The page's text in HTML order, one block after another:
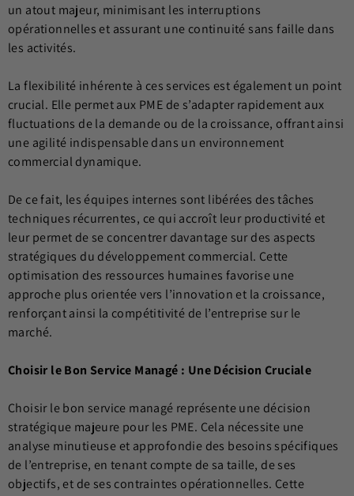
un atout majeur, minimisant les interruptions
opérationnelles et assurant une continuité sans faille dans
les activités.
La flexibilité inhérente à ces services est également un point
crucial. Elle permet aux PME de s’adapter rapidement aux
fluctuations de la demande ou de la croissance, offrant ainsi
une agilité indispensable dans un environnement
commercial dynamique.
De ce fait, les équipes internes sont libérées des tâches
techniques récurrentes, ce qui accroît leur productivité et
leur permet de se concentrer davantage sur des aspects
stratégiques du développement commercial. Cette
optimisation des ressources humaines favorise une
approche plus orientée vers l’innovation et la croissance,
renforçant ainsi la compétitivité de l’entreprise sur le
marché.
Choisir le Bon Service Managé : Une Décision Cruciale
Choisir le bon service managé représente une décision
stratégique majeure pour les PME. Cela nécessite une
analyse minutieuse et approfondie des besoins spécifiques
de l’entreprise, en tenant compte de sa taille, de ses
objectifs, et de ses contraintes opérationnelles. Cette